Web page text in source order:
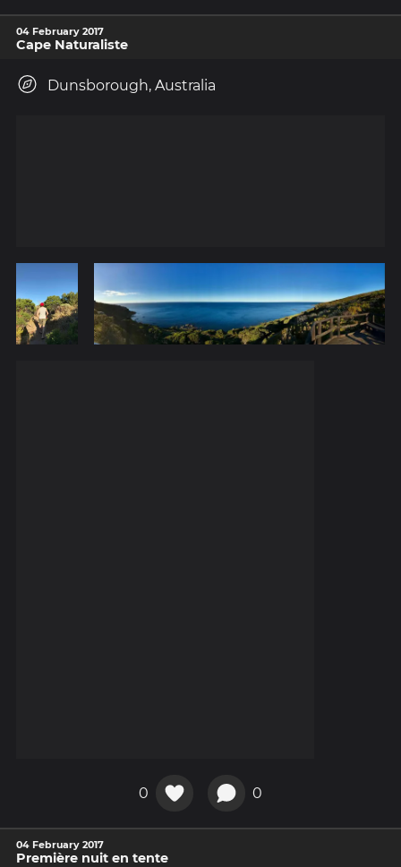
04 February 2017
Cape Naturaliste
Dunsborough, Australia
0 0
04 February 2017
Première nuit en tente